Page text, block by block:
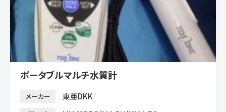
ポータブルマルチ水質計
メーカー 東亜DKK